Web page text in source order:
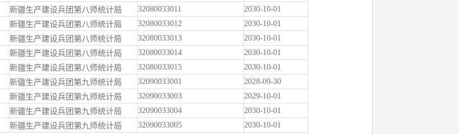
新疆生产建设兵团第八师统计局 32080033011
2030-10-01
新疆生产建设兵团第八师统计局 32080033012
2030-10-01
新疆生产建设兵团第八师统计局 32080033013
2030-10-01
新疆生产建设兵团第八师统计局 32080033014
2030-10-01
新疆生产建设兵团第八师统计局 32080033015
2030-10-01
新疆生产建设兵团第九师统计局 32090033001
2028-09-30
新疆生产建设兵团第九师统计局 32090033003
2029-10-01
新疆生产建设兵团第九师统计局 32090033004
2030-10-01
新疆生产建设兵团第九师统计局 32090033005
2030-10-01